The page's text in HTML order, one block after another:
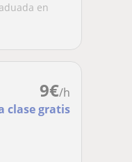
en
9€/h
clase gratis